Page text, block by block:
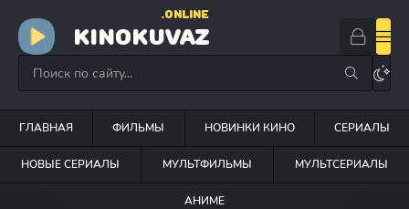
KINOKUVAZ
.ONLINE
ГЛАВНАЯ ФИЛЬМЫ НОВИНКИ КИНО СЕРИАЛЫ
НОВЫЕ СЕРИАЛЫ МУЛЬТФИЛЬМЫ МУЛЬТСЕРИАЛЫ
АНИМЕ